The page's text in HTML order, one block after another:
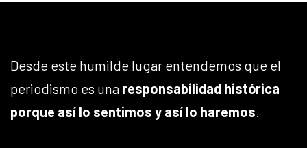
Desde este humilde lugar entendemos que el
periodismo es una responsabilidad histórica
porque así lo sentimos y así lo haremos.